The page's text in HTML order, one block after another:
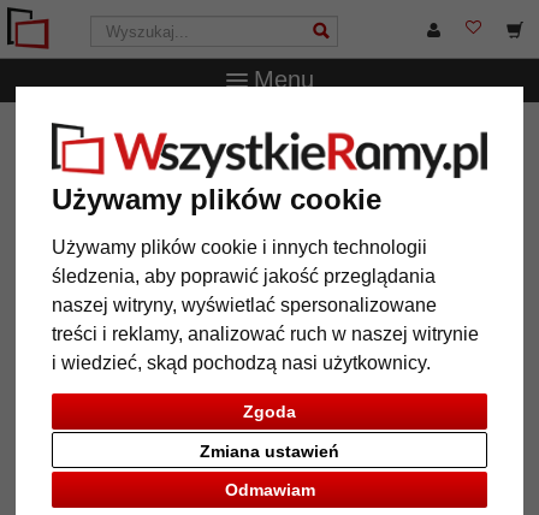
Używamy plików cookie
Używamy plików cookie i innych technologii
śledzenia, aby poprawić jakość przeglądania
naszej witryny, wyświetlać spersonalizowane
treści i reklamy, analizować ruch w naszej witrynie
i wiedzieć, skąd pochodzą nasi użytkownicy.
Zgoda
Odmawiam
Zmiana ustawień
Menu
WszystkieRamy.pl Wielkość ramy 13x18 cm
Stojak
na zdjęcia Marne
Stojak na zdjęcia Marne
Powrót